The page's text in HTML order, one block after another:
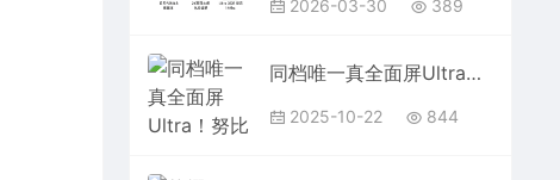
2026-03-30 389
同档唯一真全面屏Ultra！努比亚Z80 Ultra首发天空全面屏
2025-10-22 844